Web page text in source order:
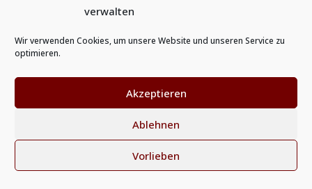
verwalten
Wir verwenden Cookies, um unsere Website und unseren Service zu
optimieren.
Akzeptieren
Ablehnen
Vorlieben